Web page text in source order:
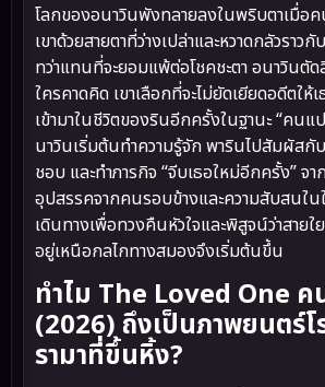
โลกของอนาวินพังทลายลงในพริบตาเมื่อ
เขาด้วยสายตาที่ว่างเปล่าและหวาดกลัวรา
ทว่าแทนที่จะยอมแพ้ต่อโชคชะตา อนาวินตั
ใครคาดคิด เขาเลือกที่จะไม่ยัดเยียดอดีตให้
เข้ามาในชีวิตของรินอีกครั้งในฐานะ “คนแ
นาวินเริ่มต้นทำความรู้จัก พารินไปสัมผัสกั
ชอบ และทำภารกิจ “จีบเธอใหม่อีกครั้ง” จ
อุปสรรคจากคนรอบข้างและความสับสนใน
เดินทางเพื่อทวงคืนหัวใจและพิสูจน์ว่าสาย
อยู่เหนือกลไกทางสมองจึงเริ่มต้นขึ้น
ทำไม The Loved One
(2026) ถึงเป็นภาพยนตร์
รามาที่ขึ้นหิ้ง?